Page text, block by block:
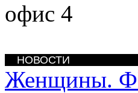
офис 4
НОВОСТИ
Женщины.